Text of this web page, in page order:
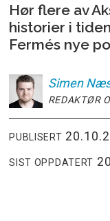
Hør flere av
historier i
Fermés nye
Simen
REDAKTØR
PUBLISERT
SIST OPPDATERT